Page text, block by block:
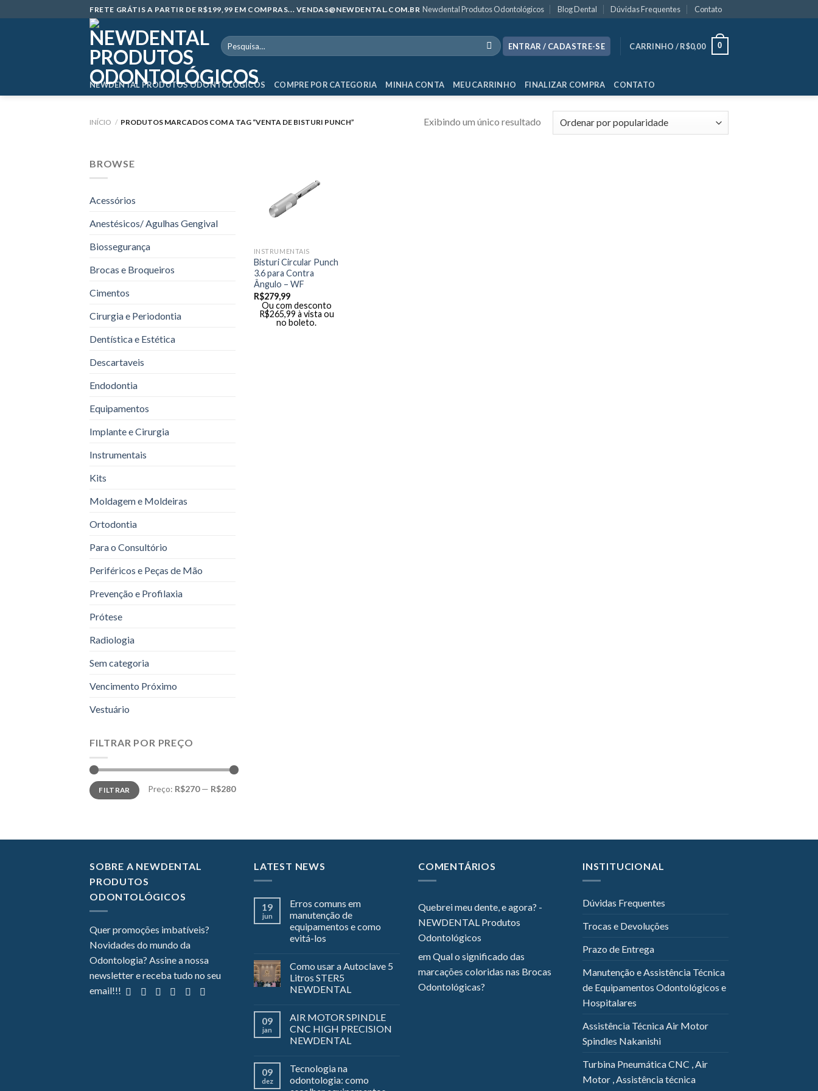
to
FRETE GRÁTIS A PARTIR DE R$199,99 EM COMPRAS... VENDAS@NEWDENTAL.COM.BR Newdental Produtos Odontológicos Blog Dental Dúvidas Frequentes Contato
Pesquisar
por:
ENTRAR / CADASTRE-SE CARRINHO /R$0,00 0
NEWDENTAL PRODUTOS ODONTOLÓGICOS COMPRE POR CATEGORIA MINHA CONTA MEU CARRINHO FINALIZAR COMPRA CONTATO
INÍCIO / PRODUTOS MARCADOS COM A TAG “VENTA DE BISTURI PUNCH” Exibindo um único resultado
BROWSE
Acessórios
Anestésicos/ Agulhas Gengival
Biossegurança
Brocas e Broqueiros
Cimentos
Cirurgia e Periodontia
Dentística e Estética
Descartaveis
Endodontia
Equipamentos
Implante e Cirurgia
Instrumentais
Kits
Moldagem e Moldeiras
Ortodontia
Para o Consultório
Periféricos e Peças de Mão
Prevenção e Profilaxia
Prótese
Radiologia
Sem categoria
Vencimento Próximo
Vestuário
FILTRAR POR PREÇO
Preço
mínimo
Preço
máximo
FILTRAR Preço: R$270— R$280
INSTRUMENTAIS
Bisturi Circular Punch
3.6 para Contra
Ângulo – WF
R$279,99
Ou com desconto
R$265,99 à vista ou
no boleto.
SOBRE A NEWDENTAL
PRODUTOS
ODONTOLÓGICOS
Quer promoções imbatíveis?
Novidades do mundo da
Odontologia? Assine a nossa
newsletter e receba tudo no seu
email!!!
LATEST NEWS
19
jun
Erros comuns em
manutenção de
equipamentos e como
evitá-los
Como usar a Autoclave 5
Litros STER5
NEWDENTAL
09
jan
AIR MOTOR SPINDLE
CNC HIGH PRECISION
NEWDENTAL
09
dez
Tecnologia na
odontologia: como
COMENTÁRIOS
Quebrei meu dente, e agora? -
NEWDENTAL Produtos
Odontológicos
emQual o significado das
marcações coloridas nas Brocas
Odontológicas?
INSTITUCIONAL
Dúvidas Frequentes
Trocas e Devoluções
Prazo de Entrega
Manutenção e Assistência Técnica
de Equipamentos Odontológicos e
Hospitalares
Assistência Técnica Air Motor
Spindles Nakanishi
Turbina Pneumática CNC , Air
Motor , Assistência técnica